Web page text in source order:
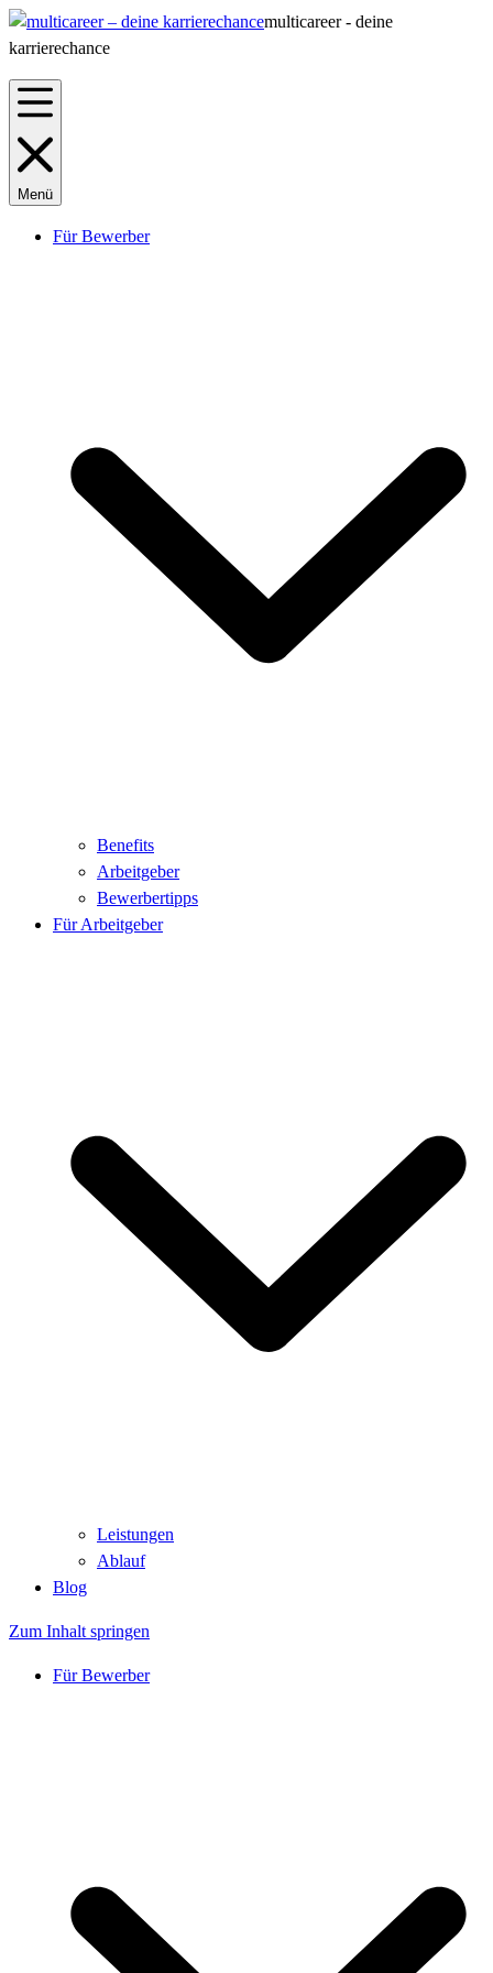
multicareer - deine
karrierechance
Menü
Für Bewerber
Benefits
Arbeitgeber
Bewerbertipps
Für Arbeitgeber
Leistungen
Ablauf
Blog
Zum Inhalt springen
Für Bewerber